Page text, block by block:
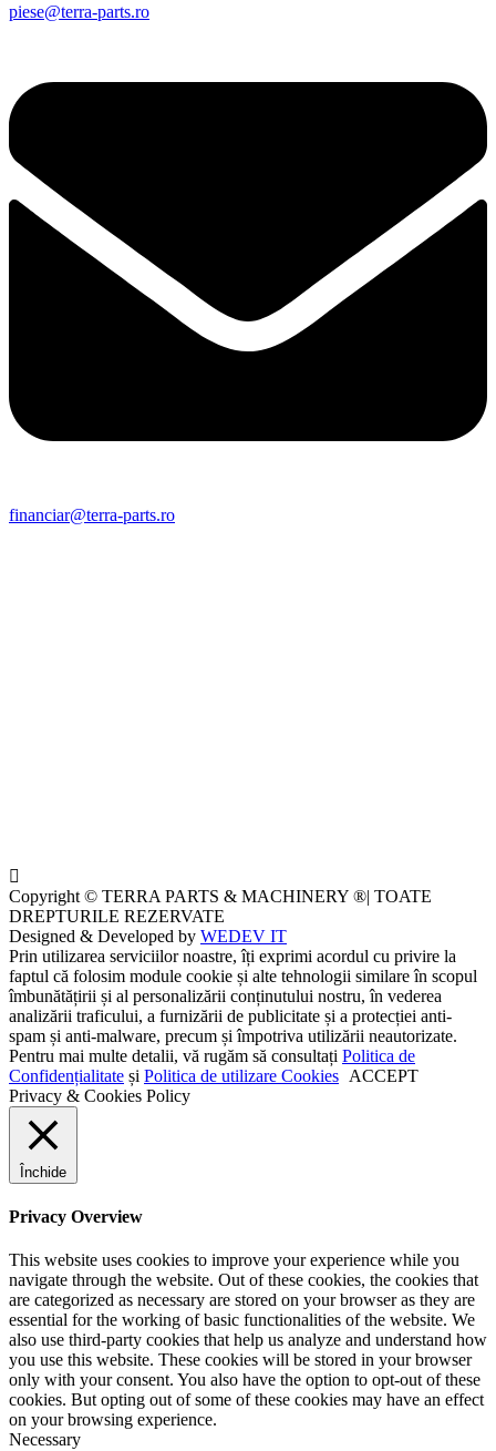
piese@terra-parts.ro
financiar@terra-parts.ro
Copyright © TERRA PARTS & MACHINERY ®| TOATE
DREPTURILE REZERVATE
Designed & Developed by WEDEV IT
Prin utilizarea serviciilor noastre, îți exprimi acordul cu privire la
faptul că folosim module cookie și alte tehnologii similare în scopul
îmbunătățirii și al personalizării conținutului nostru, în vederea
analizării traficului, a furnizării de publicitate și a protecției anti-
spam și anti-malware, precum și împotriva utilizării neautorizate.
Pentru mai multe detalii, vă rugăm să consultați Politica de
Confidențialitate și Politica de utilizare Cookies ACCEPT
Privacy & Cookies Policy
Închide
Privacy Overview
This website uses cookies to improve your experience while you
navigate through the website. Out of these cookies, the cookies that
are categorized as necessary are stored on your browser as they are
essential for the working of basic functionalities of the website. We
also use third-party cookies that help us analyze and understand how
you use this website. These cookies will be stored in your browser
only with your consent. You also have the option to opt-out of these
cookies. But opting out of some of these cookies may have an effect
on your browsing experience.
Necessary